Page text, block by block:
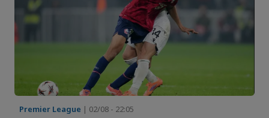
Premier League | 02/08 - 22:05